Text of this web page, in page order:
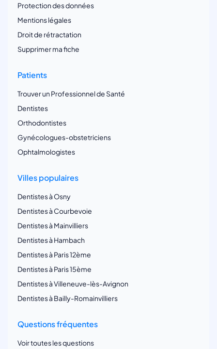
Protection des données
Mentions légales
Droit de rétractation
Supprimer ma fiche
Patients
Trouver un Professionnel de Santé
Dentistes
Orthodontistes
Gynécologues-obstetriciens
Ophtalmologistes
Villes populaires
Dentistes à Osny
Dentistes à Courbevoie
Dentistes à Mainvilliers
Dentistes à Hambach
Dentistes à Paris 12ème
Dentistes à Paris 15ème
Dentistes à Villeneuve-lès-Avignon
Dentistes à Bailly-Romainvilliers
Questions fréquentes
Voir toutes les questions